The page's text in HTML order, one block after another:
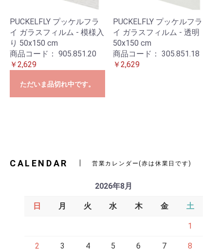
PUCKELFLY プッケルフラ
イ ガラスフィルム - 模様入
り 50x150 cm
商品コード： 905.851.20
￥2,629
ただいま品切れ中です。
PUCKELFLY プッケルフラ
イ ガラスフィルム - 透明
50x150 cm
商品コード： 305.851.18
￥2,629
CALENDAR 営業カレンダー(赤は休業日です)
2026年8月
日 月 火 水 木 金 土
1
2 3 4 5 6 7 8